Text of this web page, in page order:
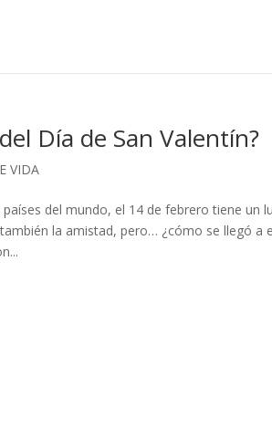
Día de San Valentín?
VIDA
del mundo, el 14 de febrero tiene un
la amistad, pero… ¿cómo se llegó a